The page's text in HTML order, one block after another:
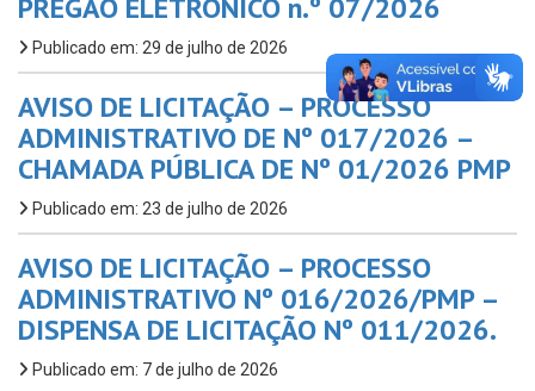
PREGÃO ELETRÔNICO n.º 07/2026
Publicado em: 29 de julho de 2026
AVISO DE LICITAÇÃO – PROCESSO
ADMINISTRATIVO DE Nº 017/2026 –
CHAMADA PÚBLICA DE Nº 01/2026 PMP
Publicado em: 23 de julho de 2026
AVISO DE LICITAÇÃO – PROCESSO
ADMINISTRATIVO Nº 016/2026/PMP –
DISPENSA DE LICITAÇÃO Nº 011/2026.
Publicado em: 7 de julho de 2026